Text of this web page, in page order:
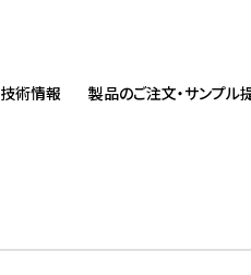
技術情報 製品のご注文・サンプル